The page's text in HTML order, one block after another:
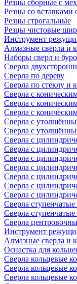
Резцы сборные с
Резцы со
Резцы строгальные
Резцы чистовые
Инструмент
Алмазные сверла и
Наборы сверл и
Сверла
Сверла по дереву
Сверла по стеклу и
Сверла с
Сверла с
Сверла с
Сверла с
Сверла с
Сверла с
Сверла с
Сверла с
Сверла с
Сверла с
Сверла с
Сверла с
Сверла
Сверла ступенчатые
Сверла
Инструмент
Алмазные сверла и
Оснастка для
Сверла кольцевые
Сверла кольцевые
Сверла кольцевые